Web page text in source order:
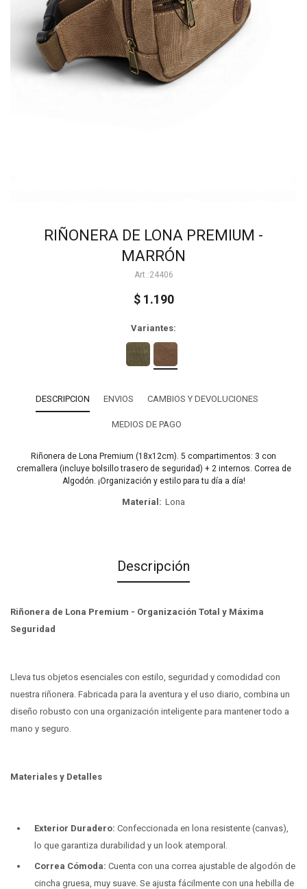
RIÑONERA DE LONA PREMIUM -
MARRÓN
24406
$ 1.190
Variantes:
DESCRIPCION ENVIOS CAMBIOS Y DEVOLUCIONES
MEDIOS DE PAGO
Riñonera de Lona Premium (18x12cm). 5 compartimentos: 3 con
cremallera (incluye bolsillo trasero de seguridad) + 2 internos. Correa de
Algodón. ¡Organización y estilo para tu día a día!
Material Lona
Descripción
Riñonera de Lona Premium - Organización Total y Máxima
Seguridad
Lleva tus objetos esenciales con estilo, seguridad y comodidad con
nuestra riñonera. Fabricada para la aventura y el uso diario, combina un
diseño robusto con una organización inteligente para mantener todo a
mano y seguro.
Materiales y Detalles
Exterior Duradero: Confeccionada en lona resistente (canvas),
lo que garantiza durabilidad y un look atemporal.
Correa Cómoda: Cuenta con una correa ajustable de algodón de
cincha gruesa, muy suave. Se ajusta fácilmente con una hebilla de